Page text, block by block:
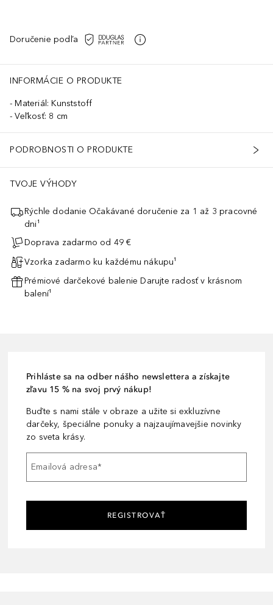
Doručenie podľa
INFORMÁCIE O PRODUKTE
Materiál: Kunststoff
Veľkosť: 8 cm
PODROBNOSTI O PRODUKTE
TVOJE VÝHODY
Rýchle dodanie Očakávané doručenie za 1 až 3 pracovné
dni¹
Doprava zadarmo od 49 €
Vzorka zadarmo ku každému nákupu¹
Prémiové darčekové balenie Darujte radosť v krásnom
balení¹
Prihláste sa na odber nášho newslettera a získajte
zľavu 15 % na svoj prvý nákup!
Buďte s nami stále v obraze a užite si exkluzívne
darčeky, špeciálne ponuky a najzaujímavejšie novinky
zo sveta krásy.
Emailová adresa*
REGISTROVAŤ